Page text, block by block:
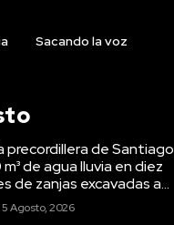
Sacando la voz
precordillera de Santiago
de agua lluvia en diez
de zanjas excavadas a...
5 Agosto, 2026